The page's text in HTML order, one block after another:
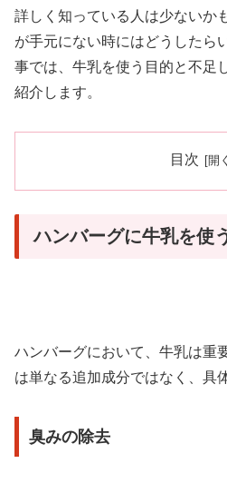
詳しく知っている人は少ないか
が手元にない時にはどうしたら
事では、牛乳を使う目的と不足
紹介します。
目次
ハンバーグに牛乳を使
ハンバーグにおいて、牛乳は重
は単なる追加成分ではなく、具
臭みの除去